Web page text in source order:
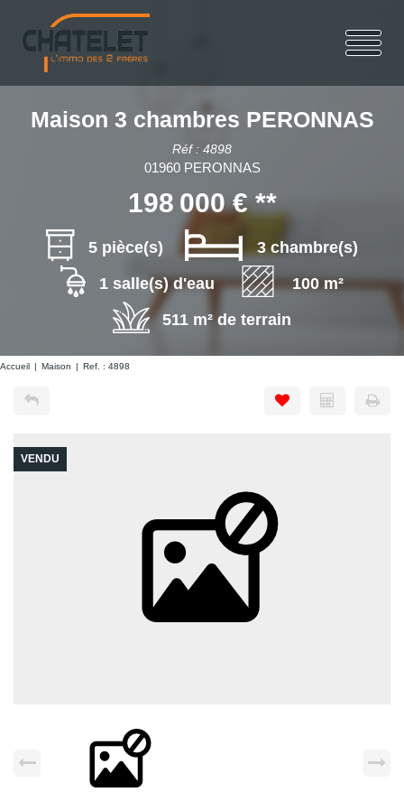
Maison 3 chambres PERONNAS
Réf : 4898
01960 PERONNAS
198 000 €**
5 pièce(s)
3 chambre(s)
1 salle(s) d'eau
100 m²
511 m² de terrain
Accueil Maison Ref. : 4898
VENDU